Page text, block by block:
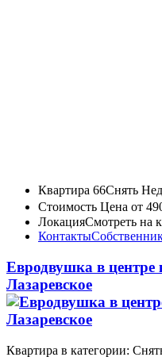
Квартира 66Снять
Стоимость Цена от
ЛокацияСмотреть на
Контакты
Евродвушка в центре
Лазаревское
Квартира в категории: